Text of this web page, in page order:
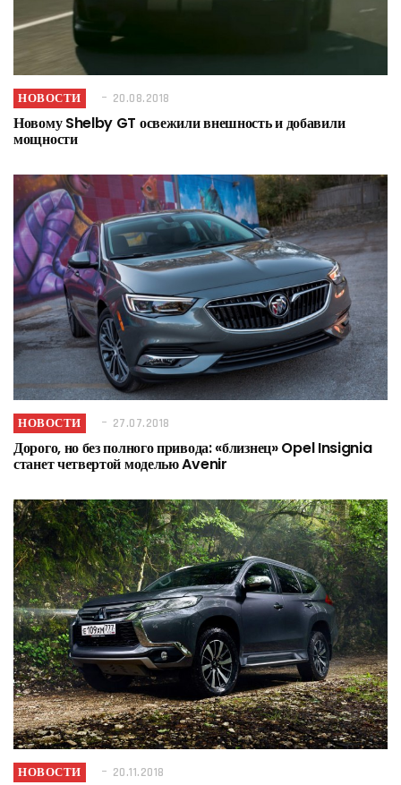
НОВОСТИ 20.08.2018
Новому Shelby GT освежили внешность и добавили
мощности
НОВОСТИ 27.07.2018
Дорого, но без полного привода: «близнец» Opel Insignia
станет четвертой моделью Avenir
НОВОСТИ 20.11.2018